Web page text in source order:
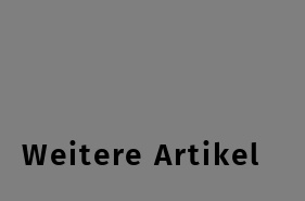
Weitere Artikel